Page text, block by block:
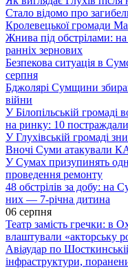
Стало відомо про
Кролевецької громади
Жнива під обстрілами:
ранніх зернових
Безпекова ситуація в
серпня
Бджолярі Сумщини
війни
У Білопільській громаді
на ринку: 10
У Глухівській громаді
Вночі Суми атакували
У Сумах призупинять
проведення ремонту
48 обстрілів за добу: на
них — 7-річна дитина
06 серпня
Театр замість гречки: в
влаштували «акторську
Авіаудар по
інфраструктури,